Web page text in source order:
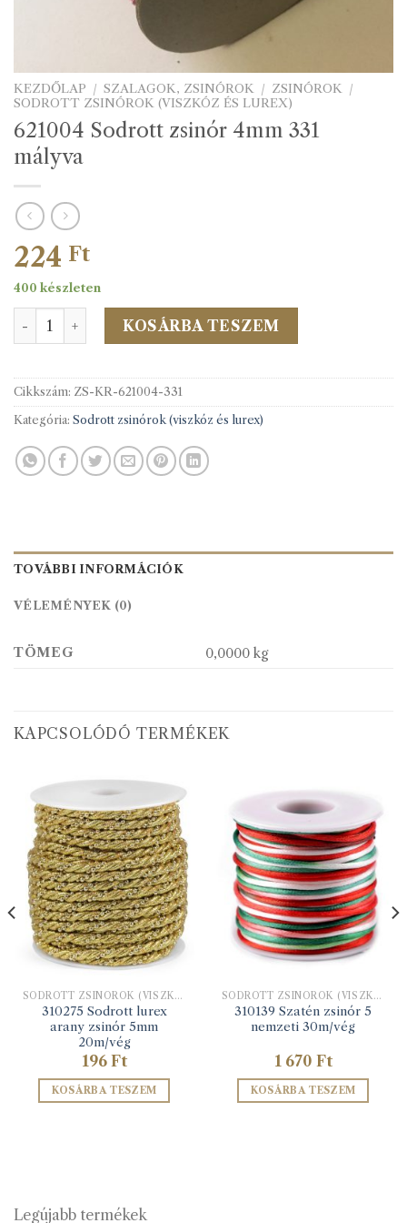
KEZDŐLAP / SZALAGOK, ZSINÓROK / ZSINÓROK /
SODROTT ZSINÓROK (VISZKÓZ ÉS LUREX)
621004 Sodrott zsinór 4mm 331
mályva
224 Ft
400 készleten
621004 Sodrott zsinór 4mm 331 mályva mennyiség
KOSÁRBA TESZEM
Cikkszám: ZS-KR-621004-331
Kategória: Sodrott zsinórok (viszkóz és lurex)
TOVÁBBI INFORMÁCIÓK
VÉLEMÉNYEK (0)
TÖMEG 0,0000 kg
KAPCSOLÓDÓ TERMÉKEK
SODROTT ZSINÓROK (VISZKÓZ ÉS LUREX)
310275 Sodrott lurex
arany zsinór 5mm
20m/vég
196 Ft
KOSÁRBA TESZEM
SODROTT ZSINÓROK (VISZKÓZ ÉS LUREX)
310139 Szatén zsinór 5
nemzeti 30m/vég
1 670 Ft
KOSÁRBA TESZEM
Legújabb termékek